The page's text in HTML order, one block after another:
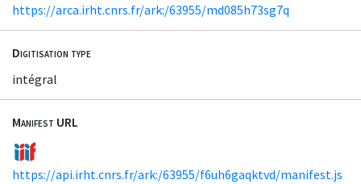
https://arca.irht.cnrs.fr/ark:/63955/md085h73sg7q
Digitisation type
intégral
Manifest URL
https://api.irht.cnrs.fr/ark:/63955/f6uh6gaqktvd/manifest.js